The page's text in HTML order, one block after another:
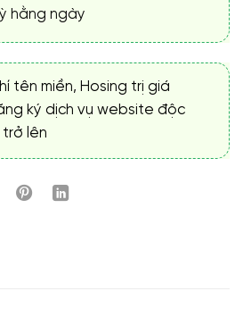
hằng ngày
tên miền, Hosing trị giá
ký dịch vụ website độc
trở lên